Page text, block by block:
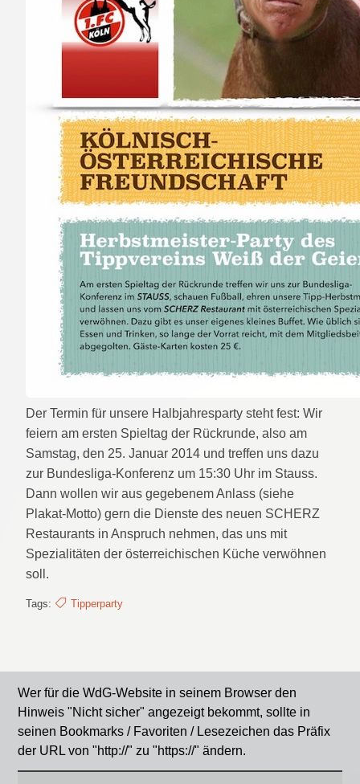
Der Termin für unsere Halbjahresparty steht fest: Wir
feiern am ersten Spieltag der Rückrunde, also am
Samstag, den 25. Januar 2014 und treffen uns dazu
zur Bundesliga-Konferenz um 15:30 Uhr im Stauss.
Dann wollen wir aus gegebenem Anlass (siehe
Plakat-Motto) gern die Dienste des neuen SCHERZ
Restaurants in Anspruch nehmen, das uns mit
Spezialitäten der österreichischen Küche verwöhnen
soll.
Tags: Tipperparty
Wer für die WdG-Website in seinem Browser den
Hinweis "Nicht sicher" angezeigt bekommt, sollte in
seinen Bookmarks / Favoriten / Lesezeichen das Präfix
der URL von "http://" zu "https://" ändern.